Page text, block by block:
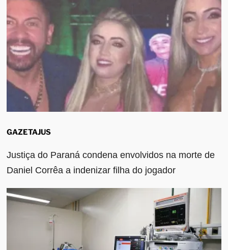
GAZETAJUS
Justiça do Paraná condena envolvidos na morte de
Daniel Corrêa a indenizar filha do jogador